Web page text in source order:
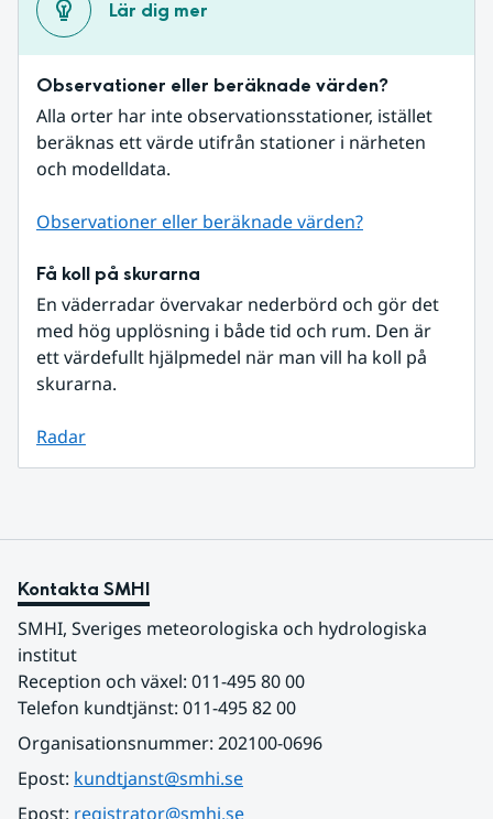
Lär dig mer
Observationer eller beräknade värden?
Alla orter har inte observationsstationer, istället
beräknas ett värde utifrån stationer i närheten
och modelldata.
Observationer eller beräknade värden?
Få koll på skurarna
En väderradar övervakar nederbörd och gör det
med hög upplösning i både tid och rum. Den är
ett värdefullt hjälpmedel när man vill ha koll på
skurarna.
Radar
Kontakta SMHI
SMHI, Sveriges meteorologiska och hydrologiska
institut
Reception och växel: 011-495 80 00
Telefon kundtjänst: 011-495 82 00
Organisationsnummer: 202100-0696
Epost: kundtjanst@smhi.se
Epost: registrator@smhi.se